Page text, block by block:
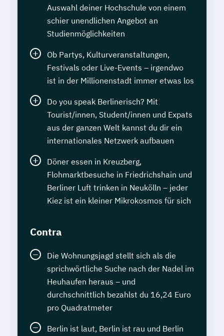
Auswahl deiner Hochschule von einem
schier unendlichen Angebot an
Studienmöglichkeiten
Ob Partys, Kulturveranstaltungen,
Festivals oder Live-Events – irgendwo
ist in der Millionenstadt immer etwas los
Do you speak Berlinerisch? Mit
Tourist/innen, Student/innen und Expats
aus der ganzen Welt kannst du dir ein
internationales Netzwerk aufbauen
Döner essen in Kreuzberg,
Flohmarktbesuche in Friedrichshain und
Berliner Luft trinken in Neukölln – jeder
Kiez ist ein kleiner Mikrokosmos für sich
Contra
Die Wohnungsjagd stellt sich als die
sprichwörtliche Suche nach der Nadel im
Heuhaufen heraus – und
durchschnittlich bezahlst du 16,24 Euro
pro Quadratmeter
Berlin ist laut, Berlin ist rau und Berlin